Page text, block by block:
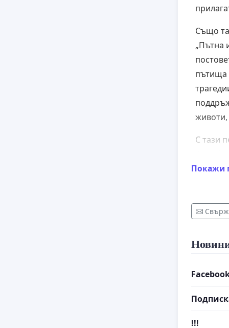
Също
„Пътна
пътища
животи,
С тази
Покажи
!!!